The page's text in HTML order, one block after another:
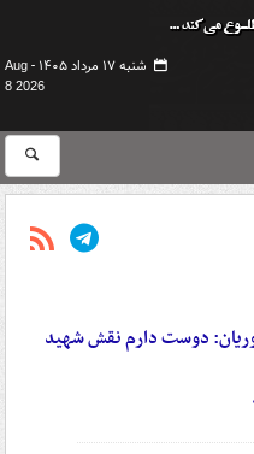
شنبه ۱۷ مرداد ۱۴۰۵ -
Aug
8 2026
دوست دارم نقش شهید